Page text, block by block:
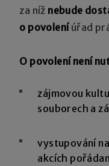
za níž nebude
o povoleníúřad
O povolení není
zájmovou
souborech a
vystupování
akcích